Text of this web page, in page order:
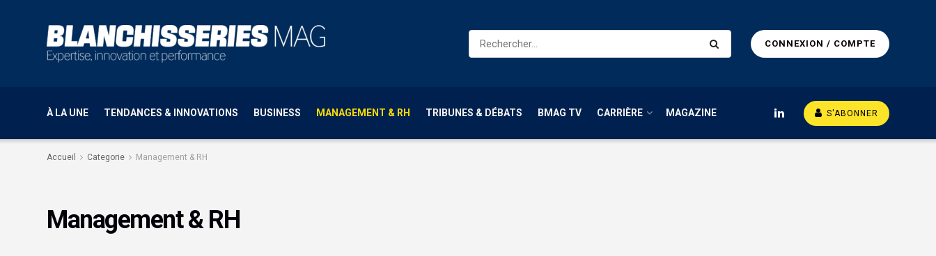
CONNEXION / COMPTE
À LA UNE TENDANCES & INNOVATIONS BUSINESS MANAGEMENT & RH TRIBUNES & DÉBATS BMAG TV CARRIÈRE MAGAZINE S'ABONNER
Accueil Categorie Management & RH
Management & RH